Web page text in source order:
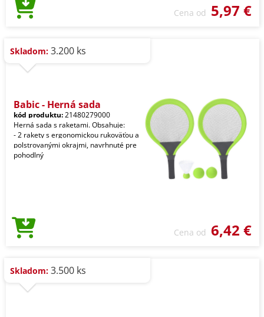
Cena od 5,97 €
Skladom: 3.200 ks
Babic - Herná sada
kód produktu:21480279000
Herná sada s raketami. Obsahuje:
- 2 rakety s ergonomickou rukoväťou a
polstrovanými okrajmi, navrhnuté pre
pohodlný
Cena od 6,42 €
Skladom: 3.500 ks